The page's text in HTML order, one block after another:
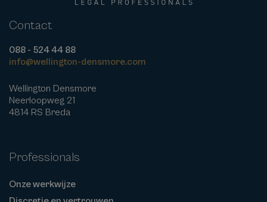
Contact
088 - 524 44 88
info@wellington-densmore.com
Wellington Densmore
Neerloopweg 21
4814 RS Breda
Professionals
Onze werkwijze